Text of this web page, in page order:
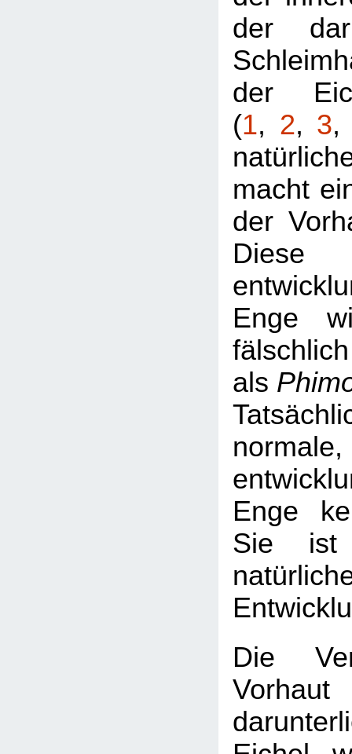
der
der
(1, 2, 3
macht
der
Enge
fälschlich
als
normale,
Enge
Sie ist
Die